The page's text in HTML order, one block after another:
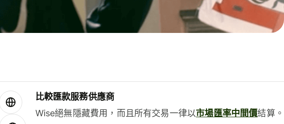
比較匯款服務供應商
Wise絕無隱藏費用，而且所有交易一律以市場匯率中間價結算。